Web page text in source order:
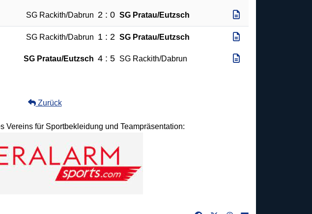
SG Rackith/Dabrun 2 : 0 SG Pratau/Eutzsch
SG Rackith/Dabrun 1 : 2 SG Pratau/Eutzsch
SG Pratau/Eutzsch 4 : 5 SG Rackith/Dabrun
Zurück
Vereins für Sportbekleidung und Teampräsentation: